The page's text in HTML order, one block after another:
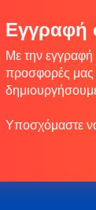
Εγγραφή
Με την εγγραφή
προσφορές μας
Υποσχόμαστε